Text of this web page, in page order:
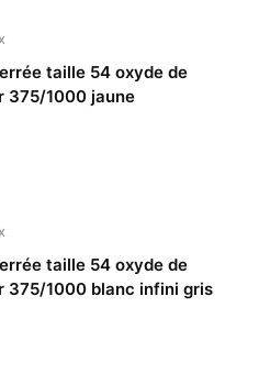
taille 54 oxyde de
375/1000 jaune
taille 54 oxyde de
375/1000 blanc infini gris